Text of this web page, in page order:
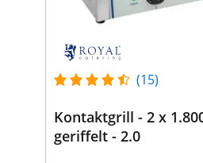
(15)
Kontaktgrill - 2 x
geriffelt - 2.0